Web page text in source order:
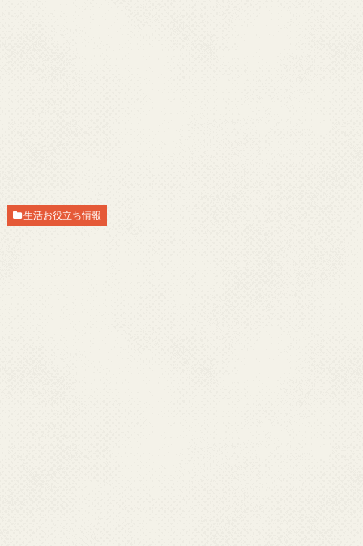
生活お役立ち情報